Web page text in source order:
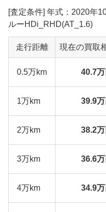
[査定条件] 年式：2020年
ルーHDi_RHD(AT_1.6)
走行距離 現在の買取
0.5万km 40.7
1万km 39.9
2万km 38.2
3万km 36.6
4万km 34.9